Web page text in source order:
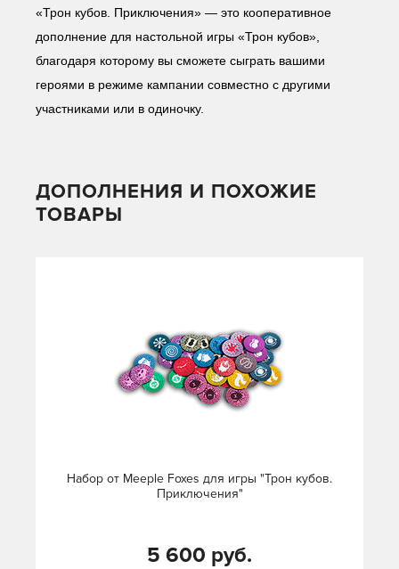
«Трон кубов. Приключения» — это кооперативное
дополнение для настольной игры «Трон кубов»,
благодаря которому вы сможете сыграть вашими
героями в режиме кампании совместно с другими
участниками или в одиночку.
ДОПОЛНЕНИЯ И ПОХОЖИЕ
ТОВАРЫ
Набор от Meeple Foxes для игры "Трон кубов.
Приключения"
5 600 руб.